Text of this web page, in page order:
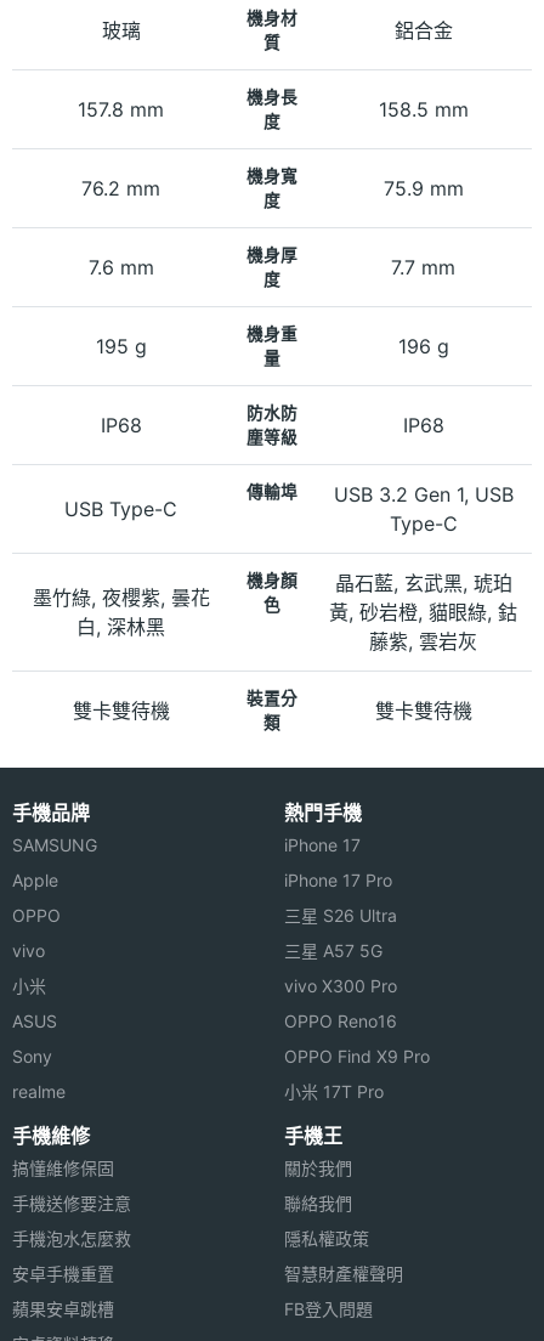
玻璃
機身材
質
鋁合金
157.8 mm
機身長
度
158.5 mm
76.2 mm
機身寬
度
75.9 mm
7.6 mm
機身厚
度
7.7 mm
195 g
機身重
量
196 g
IP68
防水防
塵等級
IP68
USB Type-C
傳輸埠
USB 3.2 Gen 1, USB
Type-C
墨竹綠, 夜櫻紫, 曇花
白, 深林黑
機身顏
色
晶石藍, 玄武黑, 琥珀
黃, 砂岩橙, 貓眼綠, 鈷
藤紫, 雲岩灰
雙卡雙待機
裝置分
類
雙卡雙待機
手機品牌
SAMSUNG
Apple
OPPO
vivo
小米
ASUS
Sony
realme
熱門手機
iPhone 17
iPhone 17 Pro
三星 S26 Ultra
三星 A57 5G
vivo X300 Pro
OPPO Reno16
OPPO Find X9 Pro
小米 17T Pro
手機維修
搞懂維修保固
手機送修要注意
手機泡水怎麼救
安卓手機重置
蘋果安卓跳槽
手機王
關於我們
聯絡我們
隱私權政策
智慧財產權聲明
FB登入問題